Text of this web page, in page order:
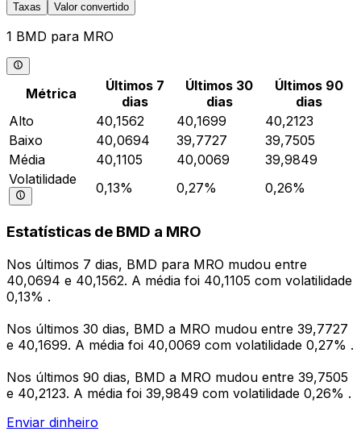
Taxas Valor convertido
1 BMD para MRO
Métrica
Últimos 7
dias
Últimos 30
dias
Últimos 90
dias
Alto
40,1562 40,1699
40,2123
Baixo
40,0694 39,7727
39,7505
Média
40,1105 40,0069
39,9849
Volatilidade
0,13% 0,27% 0,26%
Estatísticas de BMD a MRO
Nos últimos 7 dias, BMD para MRO mudou entre
40,0694 e 40,1562. A média foi 40,1105 com volatilidade
0,13% .
Nos últimos 30 dias, BMD a MRO mudou entre 39,7727
e 40,1699. A média foi 40,0069 com volatilidade 0,27% .
Nos últimos 90 dias, BMD a MRO mudou entre 39,7505
e 40,2123. A média foi 39,9849 com volatilidade 0,26% .
Enviar dinheiro